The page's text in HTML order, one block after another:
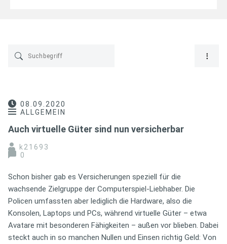
08.09.2020
ALLGEMEIN
Auch virtuelle Güter sind nun versicherbar
k21693
0
Schon bisher gab es Versicherungen speziell für die
wachsende Zielgruppe der Computerspiel-Liebhaber. Die
Policen umfassten aber lediglich die Hardware, also die
Konsolen, Laptops und PCs, während virtuelle Güter – etwa
Avatare mit besonderen Fähigkeiten – außen vor blieben. Dabei
steckt auch in so manchen Nullen und Einsen richtig Geld: Von